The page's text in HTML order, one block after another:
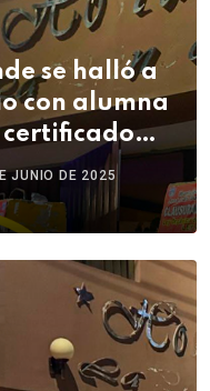
se halló a
con alumna
certificado
JUNIO DE 2025